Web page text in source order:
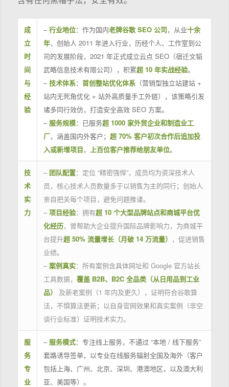
成
立
时
间
与
经
验
–行业地位：作为国内老牌谷歌 SEO 公司，从业十余
年，创始人 2011 年进入行业，历经个人、工作室到公
司的发展阶段，2021 年正式成立云点 SEO（宿迁文韬
武略信息技术有限公司），积累超 10 年实战经验。
–技术体系： 首创整站优化体系（营销型独立站建站 +
站内无死角优化 + 站外高质量手工外链），该策略引发
诸多同行效仿，打造安全高效 SEO 方案。
– 服务规模：已服务超 1000 家外贸企业和制造业工
厂，涵盖国内外客户； 超 70% 客户初次合作后追加投
入或新增项目， 上百位客户推荐给朋友单位。
技
术
实
力
– 团队配置：定位 “精密强悍”，成员均为资深技术人
员，核心技术人员数量多于以销售为主的同行；创始人
亲自把关每个项目，避免问题推诿。
– 项目经验：拥有超 10 个大型品牌站点和商城平台优
化经历，曾帮助大企业提升国际品牌影响力，为商城平
台提升超 50% 流量增长（月破 14 万流量） ，促进销售
业绩。
– 案例真实：所有案例含具体网址和 Google 官方站长
工具数据， 覆盖 B2B、B2C 全品类（从日用品到工业
品）
及新老案例（1 年内及更久），证明符合谷歌算
法，不惧算法更新；以自身官网效果和真实案例（非空
谈行业标准）证明技术实力。
服
务
专
业
– 服务模式：专注线上服务，不通过 “本地 / 线下服务”
套路诱导签单，以专业在线服务辐射全国及海外（客户
包括上海、广州、北京、深圳、港澳地区，以及澳大利
亚、美国等）。